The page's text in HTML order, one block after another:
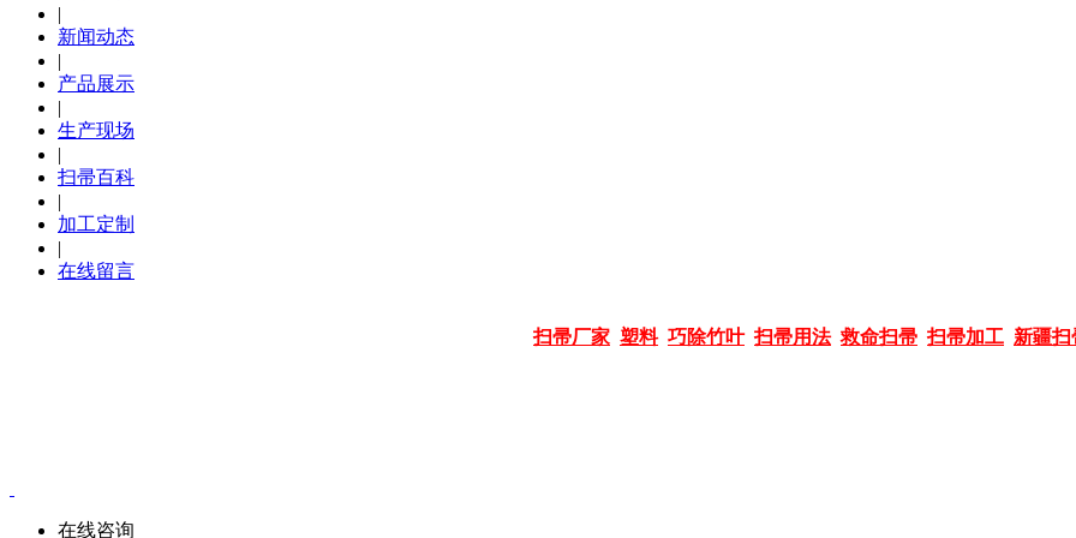
|
新闻动态
|
产品展示
|
生产现场
|
扫帚百科
|
加工定制
|
在线留言
推荐标签：扫帚厂家 塑料 巧除竹叶 扫帚用法 救命扫帚 扫帚加工 新疆扫
在线咨询